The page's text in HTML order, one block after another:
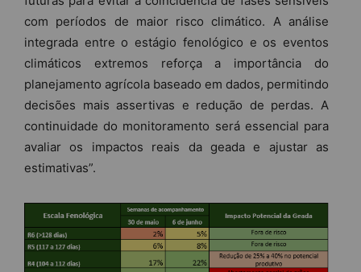
com períodos de maior risco climático. A análise
integrada entre o estágio fenológico e os eventos
climáticos extremos reforça a importância do
planejamento agrícola baseado em dados, permitindo
decisões mais assertivas e redução de perdas. A
continuidade do monitoramento será essencial para
avaliar os impactos reais da geada e ajustar as
estimativas”.